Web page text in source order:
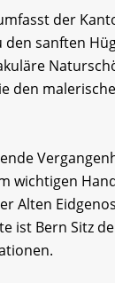
der
sanften
den
wichtigen
Alten
ist Bern Sitz